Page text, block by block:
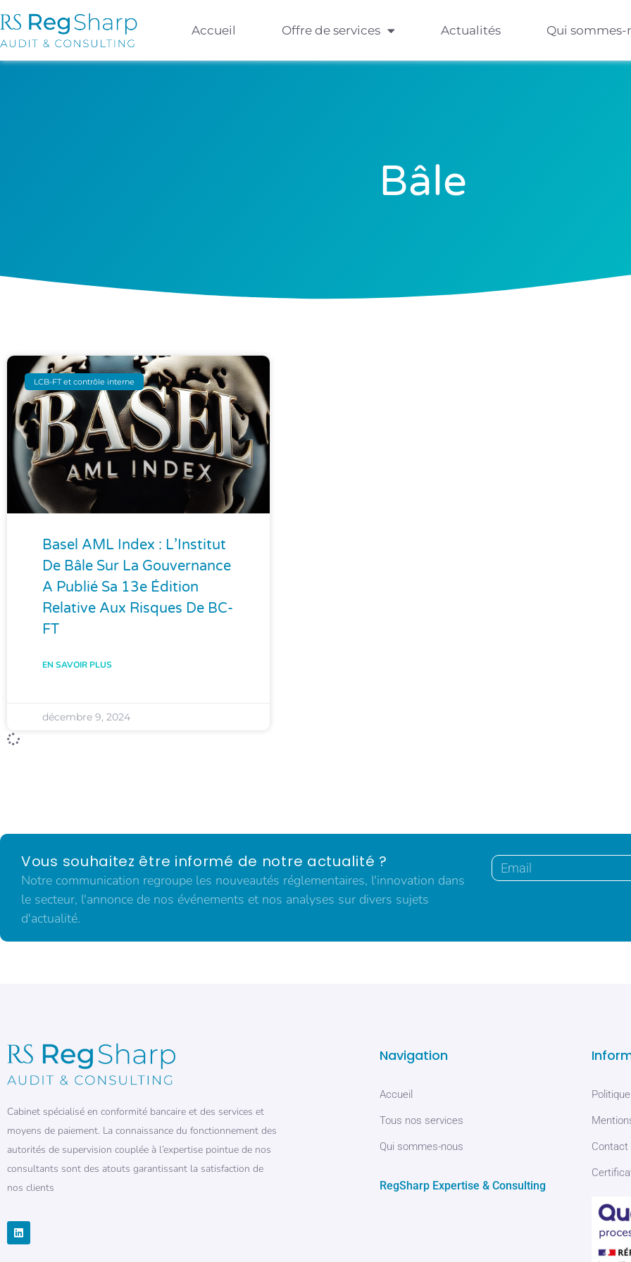
Accueil Offre de services Actualités Qui sommes-
Bâle
LCB-FT et contrôle interne
Basel AML Index : L’Institut
De Bâle Sur La Gouvernance
A Publié Sa 13e Édition
Relative Aux Risques De BC-
FT
EN SAVOIR PLUS
décembre 9, 2024
Vous souhaitez être informé de notre actualité ?
Notre communication regroupe les nouveautés réglementaires, l'innovation dans
le secteur, l'annonce de nos événements et nos analyses sur divers sujets
d'actualité.
Cabinet spécialisé en conformité bancaire et des services et
moyens de paiement. La connaissance du fonctionnement des
autorités de supervision couplée à l’expertise pointue de nos
consultants sont des atouts garantissant la satisfaction de
nos clients
Navigation
Accueil
Tous nos services
Qui sommes-nous
RegSharp Expertise & Consulting
Contact